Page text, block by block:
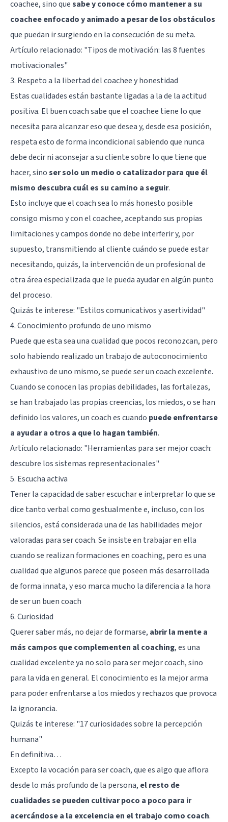
coachee, sino quesabe y conoce cómo mantener a su
coachee enfocado y animado a pesar de los obstáculos
que puedan ir surgiendo en la consecución de su meta.
Artículo relacionado: "Tipos de motivación: las 8 fuentes
motivacionales"
3. Respeto a la libertad del coachee y honestidad
Estas cualidades están bastante ligadas a la de la actitud
positiva. El buen coach sabe que el coachee tiene lo que
necesita para alcanzar eso que desea y, desde esa posición,
respeta esto de forma incondicional sabiendo que nunca
debe decir ni aconsejar a su cliente sobre lo que tiene que
hacer, sinoser solo un medio o catalizador para que él
mismo descubra cuál es su camino a seguir.
Esto incluye que el coach sea lo más honesto posible
consigo mismo y con el coachee, aceptando sus propias
limitaciones y campos donde no debe interferir y, por
supuesto, transmitiendo al cliente cuándo se puede estar
necesitando, quizás, la intervención de un profesional de
otra área especializada que le pueda ayudar en algún punto
del proceso.
Quizás te interese: "Estilos comunicativos y asertividad"
4. Conocimiento profundo de uno mismo
Puede que esta sea una cualidad que pocos reconozcan, pero
solo habiendo realizado un trabajo de autoconocimiento
exhaustivo de uno mismo, se puede ser un coach excelente.
Cuando se conocen las propias debilidades, las fortalezas,
se han trabajado las propias creencias, los miedos, o se han
definido los valores, un coach es cuando puede enfrentarse
a ayudar a otros a que lo hagan también.
Artículo relacionado: "Herramientas para ser mejor coach:
descubre los sistemas representacionales"
5. Escucha activa
Tener la capacidad de saber escuchar e interpretar lo que se
dice tanto verbal como gestualmente e, incluso, con los
silencios, está considerada una de las habilidades mejor
valoradas para ser coach. Se insiste en trabajar en ella
cuando se realizan formaciones en coaching, pero es una
cualidad que algunos parece que poseen más desarrollada
de forma innata, y eso marca mucho la diferencia a la hora
de ser un buen coach
6. Curiosidad
Querer saber más, no dejar de formarse, abrir la mente a
más campos que complementen al coaching, es una
cualidad excelente ya no solo para ser mejor coach, sino
para la vida en general. El conocimiento es la mejor arma
para poder enfrentarse a los miedos y rechazos que provoca
la ignorancia.
Quizás te interese: "17 curiosidades sobre la percepción
humana"
En definitiva…
Excepto la vocación para ser coach, que es algo que aflora
desde lo más profundo de la persona, el resto de
cualidades se pueden cultivar poco a poco para ir
acercándose a la excelencia en el trabajo como coach.